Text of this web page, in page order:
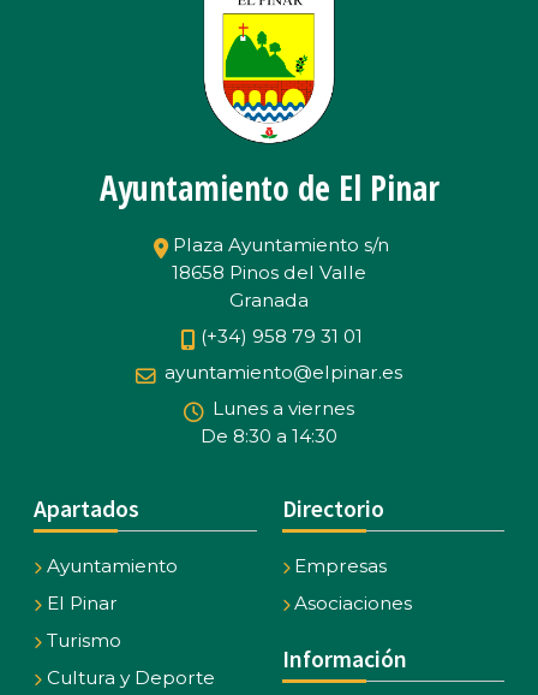
Ayuntamiento de El Pinar
Plaza Ayuntamiento s/n
18658 Pinos del Valle
Granada
(+34) 958 79 31 01
ayuntamiento@elpinar.es
Lunes a viernes
De 8:30 a 14:30
Apartados
Ayuntamiento
El Pinar
Turismo
Cultura y Deporte
Directorio
Empresas
Asociaciones
Información